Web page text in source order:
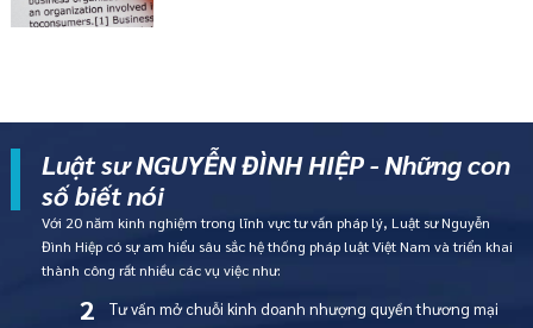
Luật sư NGUYỄN ĐÌNH HIỆP - Những con
số biết nói
Với 20 năm kinh nghiệm trong lĩnh vực tư vấn pháp lý, Luật sư Nguyễn
Đình Hiệp có sự am hiểu sâu sắc hệ thống pháp luật Việt Nam và triển khai
thành công rất nhiều các vụ việc như:
2 Tư vấn mở chuỗi kinh doanh nhượng quyền thương mại